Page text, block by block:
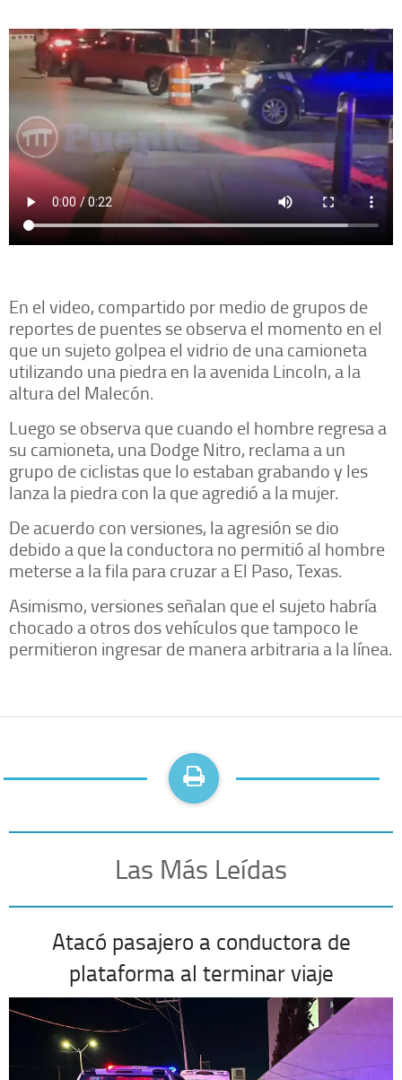
En el video, compartido por medio de grupos de
reportes de puentes se observa el momento en el
que un sujeto golpea el vidrio de una camioneta
utilizando una piedra en la avenida Lincoln, a la
altura del Malecón.
Luego se observa que cuando el hombre regresa a
su camioneta, una Dodge Nitro, reclama a un
grupo de ciclistas que lo estaban grabando y les
lanza la piedra con la que agredió a la mujer.
De acuerdo con versiones, la agresión se dio
debido a que la conductora no permitió al hombre
meterse a la fila para cruzar a El Paso, Texas.
Asimismo, versiones señalan que el sujeto habría
chocado a otros dos vehículos que tampoco le
permitieron ingresar de manera arbitraria a la línea.
Las Más Leídas
Atacó pasajero a conductora de
plataforma al terminar viaje